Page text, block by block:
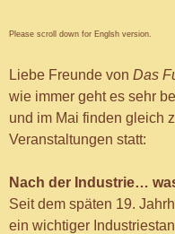
Please scroll down for Englsh version.
Liebe Freunde von Das
wie immer geht es sehr
und im Mai finden gleich
Veranstaltungen statt:
Nach der Industrie…
Seit dem späten 19.
ein wichtiger